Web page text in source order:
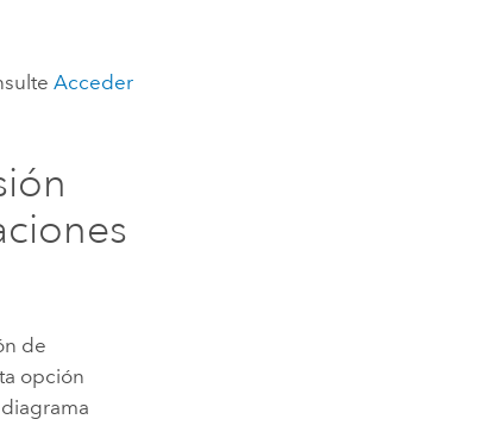
Acceder
de
opción